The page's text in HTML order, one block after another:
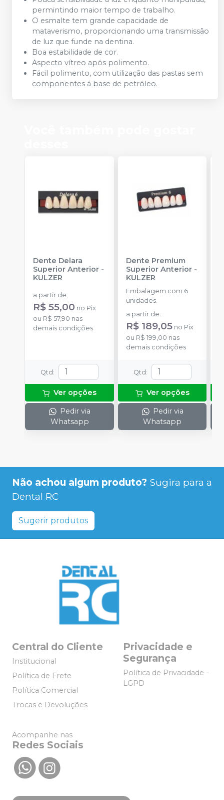
permintindo maior tempo de trabalho.
O esmalte tem grande capacidade de
mataverismo, proporcionando uma transmissão
de luz que funde na dentina.
Boa estabilidade de cor.
Aspecto vítreo após polimento.
Fácil polimento, com utilização das pastas sem
componentes á base de petróleo.
Dente Delara
Superior Anterior -
KULZER
a partir de:
R$ 55,00 no Pix
ou R$ 57,90 nas
demais condições
Qtd :
Ver opções
Pedir via
Whatsapp
Dente Premium
Superior Anterior-
KULZER
Embalagem com 6
unidades.
a partir de:
R$ 189,05 no Pix
ou R$ 199,00 nas
demais condições
Qtd :
Ver opções
Pedir via
Whatsapp
Não achou algum produto? Sugira para a
Dental RC
Sugerir produtos
Central do Cliente
Institucional
Política de Frete
Política Comercial
Trocas e Devoluções
Privacidade e
Segurança
Política de Privacidade -
LGPD
Acompanhe nas
Redes Sociais